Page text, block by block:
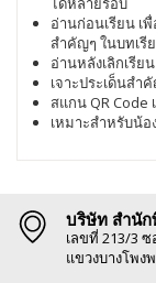
อ่านก่อนเรียน เ
สำคัญๆ ในบทเรี
อ่านหลังเลิกเรีย
เจาะประเด็นส
สแกน QR Code
เหมาะสำหรับน้
บริษัท สำนัก
เลขที่ 213/3
แขวงบางโพง